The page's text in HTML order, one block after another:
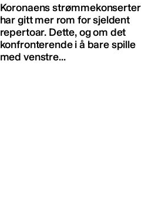
Koronaens strømmekonserter
har gitt mer rom for sjeldent
repertoar. Dette, og om det
konfronterende i å bare spille
med venstre...